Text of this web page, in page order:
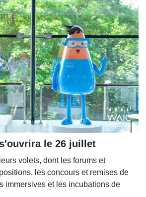
le 26 juillet
volets, dont les forums et
les concours et remises de
immersives et les incubations de